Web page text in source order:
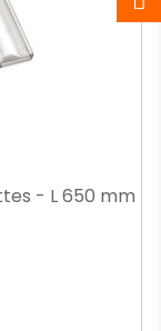
- L 650 mm